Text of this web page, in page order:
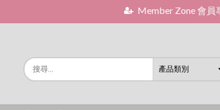
Member Zone 會員